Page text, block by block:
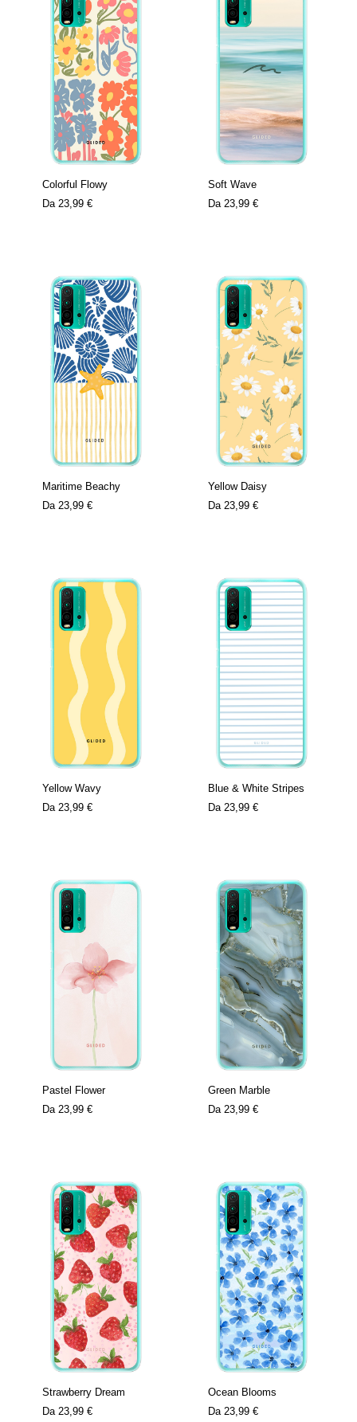
Colorful Flowy
Da 23,99 €
Soft Wave
Da 23,99 €
Maritime Beachy
Da 23,99 €
Yellow Daisy
Da 23,99 €
Yellow Wavy
Da 23,99 €
Blue & White Stripes
Da 23,99 €
Pastel Flower
Da 23,99 €
Green Marble
Da 23,99 €
Strawberry Dream
Da 23,99 €
Ocean Blooms
Da 23,99 €